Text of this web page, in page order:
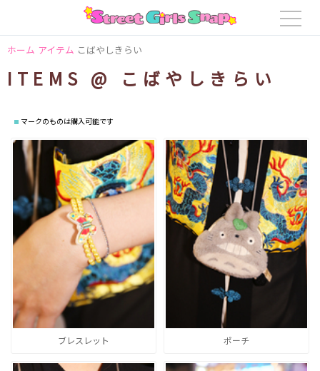
ホーム アイテム こばやしきらい
ITEMS @ こばやしきらい
マークのものは購入可能です
ブレスレット ポーチ